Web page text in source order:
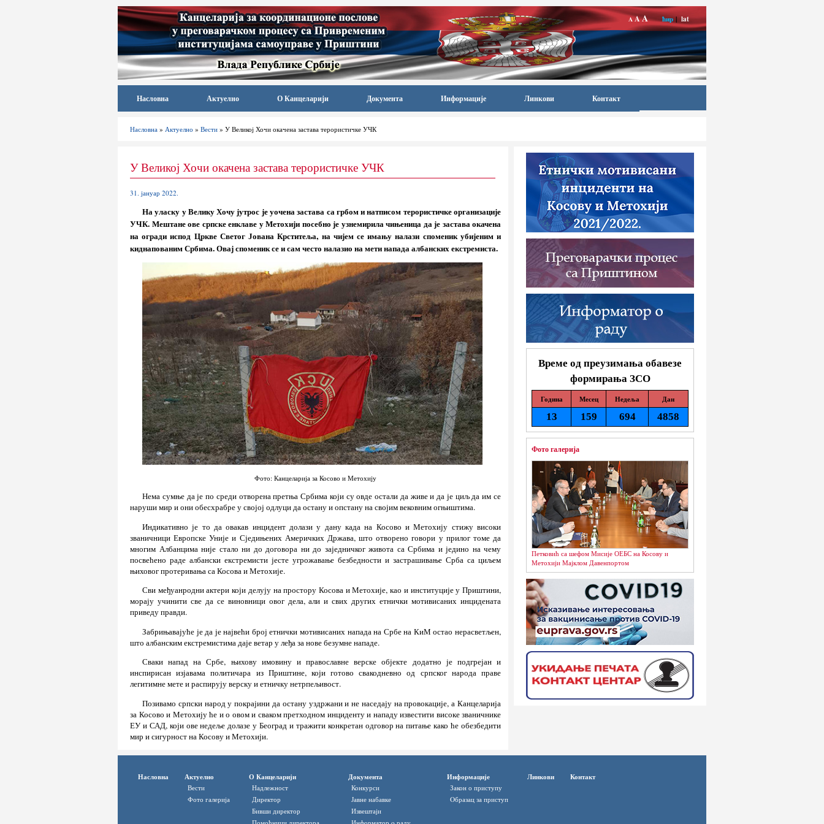
A AA ћир|lat
Насловна Актуелно О Канцеларији Документа Информације Линкови Контакт
Насловна » Актуелно » Вести » У Великој Хочи окачена застава терористичке УЧК
Време од преузимања обавезе
формирања ЗСО
Година Месец Недеља Дан
13 159 694 4858
Фото галерија
Петковић са шефом Мисије ОЕБС на Косову и
Метохији Мајклом Давенпортом
У Великој Хочи окачена застава терористичке УЧК
31. јануар 2022.
На уласку у Велику Хочу јутрос је уочена застава са грбом и натписом терористичке организације
УЧК. Мештане ове српске енклаве у Метохији посебно је узнемирила чињеница да је застава окачена
на огради испод Цркве Светог Јована Крститеља, на чијем се имању налази споменик убијеним и
киднапованим Србима. Овај споменик се и сам често налазио на мети напада албанских екстремиста.
Фото: Канцеларија за Косово и Метохију
Нема сумње да је по среди отворена претња Србима који су овде остали да живе и да је циљ да им се
наруши мир и они обесхрабре у својој одлуци да остану и опстану на својим вековним огњиштима.
Индикативно је то да овакав инцидент долази у дану када на Косово и Метохију стижу високи
званичници Европске Уније и Сједињених Америчких Држава, што отворено говори у прилог томе да
многим Албанцима није стало ни до договора ни до заједничког живота са Србима и једино на чему
посвећено раде албански екстремисти јесте угрожавање безбедности и застрашивање Срба са циљем
њиховог протеривања са Косова и Метохије.
Сви међуанродни актери који делују на простору Косова и Метохије, као и институције у Приштини,
морају учинити све да се виновници овог дела, али и свих других етнички мотивисаних инцидената
приведу правди.
Забрињавајуће је да је највећи број етнички мотивисаних напада на Србе на КиМ остао нерасветљен,
што албанским екстремистима даје ветар у леђа за нове безумне нападе.
Сваки напад на Србе, њихову имовину и православне верске објекте додатно је подгрејан и
инспирисан изјавама политичара из Приштине, који готово свакодневно од српског народа праве
легитимне мете и распирују верску и етничку нетрпељивост.
Позивамо српски народ у покрајини да остану уздржани и не наседају на провокације, а Канцеларија
за Косово и Метохију ће и о овом и сваком претходном инциденту и нападу известити високе званичнике
ЕУ и САД, који ове недеље долазе у Београд и тражити конкретан одговор на питање како ће обезбедити
мир и сигурност на Косову и Метохији.
Насловна Актуелно
Вести
Фото галерија
О Канцеларији
Надлежност
Директор
Бивши директор
Документа
Конкурси
Јавне набавке
Извештаји
Информације
Закон о приступу
Oбразац за приступ
Линкови Контакт